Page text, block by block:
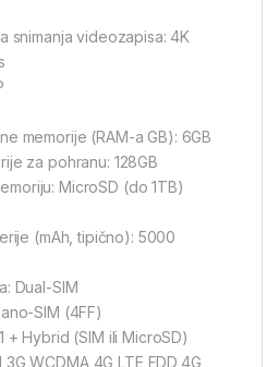
snimanja videozapisa: 4K
memorije (RAM-a GB): 6GB
za pohranu: 128GB
MicroSD (do 1TB)
(mAh, tipično): 5000
Dual-SIM
SIM (4FF)
+ Hybrid (SIM ili MicroSD)
WCDMA,4G LTE FDD,4G